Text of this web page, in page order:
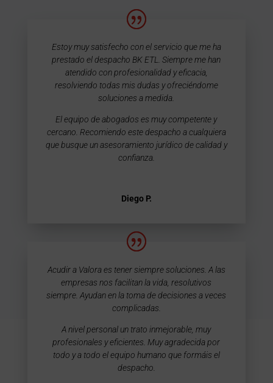
Estoy muy satisfecho con el servicio que me ha
prestado el despacho BK ETL. Siempre me han
atendido con profesionalidad y eficacia,
resolviendo todas mis dudas y ofreciéndome
soluciones a medida.
El equipo de abogados es muy competente y
cercano. Recomiendo este despacho a cualquiera
que busque un asesoramiento jurídico de calidad y
confianza.
Diego P.
Acudir a Valora es tener siempre soluciones. A las
empresas nos facilitan la vida, resolutivos
siempre. Ayudan en la toma de decisiones a veces
complicadas.
A nivel personal un trato inmejorable, muy
profesionales y eficientes. Muy agradecida por
todo y a todo el equipo humano que formáis el
despacho.